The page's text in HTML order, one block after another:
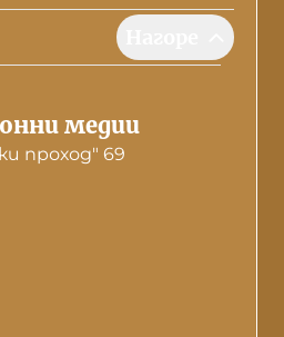
медии
проход" 69